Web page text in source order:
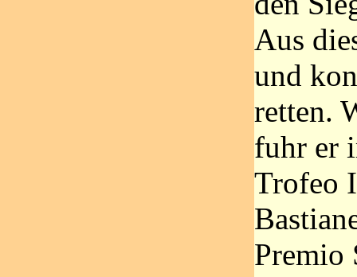
Aus
und
retten.
fuhr er
Trofeo
Premio